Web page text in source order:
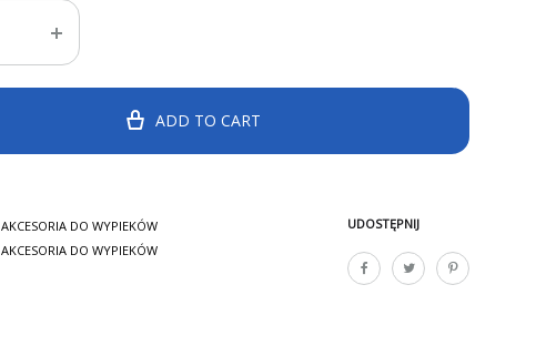
ADD TO CART
UDOSTĘPNIJ
AKCESORIA DO WYPIEKÓW
AKCESORIA DO WYPIEKÓW